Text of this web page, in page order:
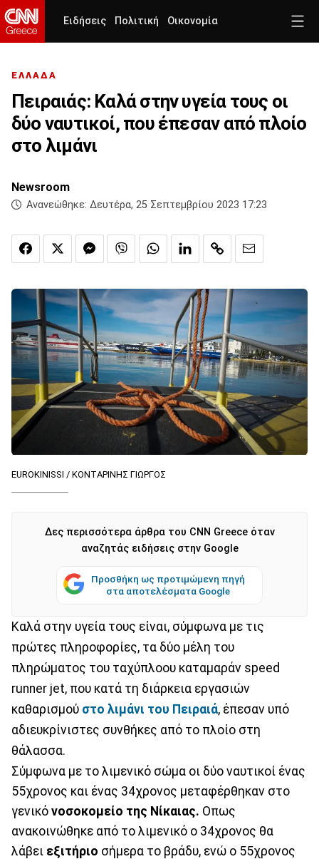
Ειδήσεις Πολιτική Οικονομία
ΕΛΛΑΔΑ
Πειραιάς: Καλά στην υγεία τους οι
δύο ναυτικοί, που έπεσαν από πλοίο
στο λιμάνι
Newsroom
Ανανεώθηκε: Δευτέρα, 25 Σεπτεμβρίου 2023 17:23
EUROKINISSI / ΚΟΝΤΑΡΙΝΗΣ ΓΙΩΡΓΟΣ
Δες περισσότερα άρθρα του CNN Greece όταν
αναζητάς ειδήσεις στην Google
Προσθήκη ως προτιμώμενη πηγή
στα αποτελέσματα Google
Καλά στην υγεία τους είναι, σύμφωνα με τις
πρώτες πληροφορίες, τα δύο μέλη του
πληρώματος του ταχύπλοου καταμαράν speed
runner jet, που κατά τη διάρκεια εργασιών
καθαρισμού στο λιμάνι του Πειραιά, έπεσαν υπό
αδιευκρίνιστες συνθήκες από το πλοίο στη
θάλασσα.
Σύμφωνα με το λιμενικό σώμα οι δύο ναυτικοί ένας
55χρονος και ένας 34χρονος μεταφέρθηκαν στο
γενικό νοσοκομείο της Νίκαιας. Οπως
ανακοινώθηκε από το λιμενικό ο 34χρονος θα
λάβει εξιτήριο σήμερα το βράδυ, ενώ ο 55χρονος